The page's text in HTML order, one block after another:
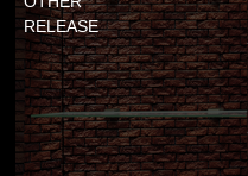
RELEASE